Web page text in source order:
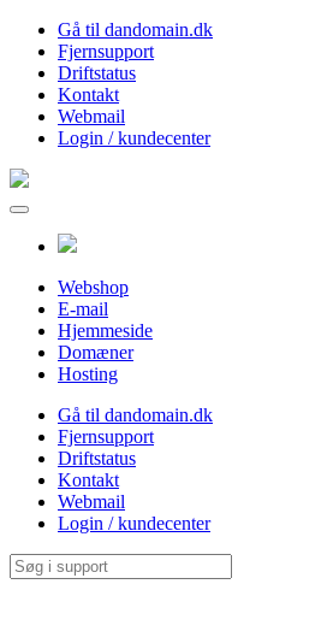
Gå til dandomain.dk
Fjernsupport
Driftstatus
Kontakt
Webmail
Login / kundecenter
Webshop
E-mail
Hjemmeside
Domæner
Hosting
Gå til dandomain.dk
Fjernsupport
Driftstatus
Kontakt
Webmail
Login / kundecenter